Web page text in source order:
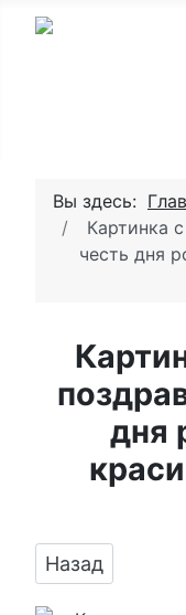
Вы здесь:
Картинка
честь дня
дня
Предыдущий:
Назад